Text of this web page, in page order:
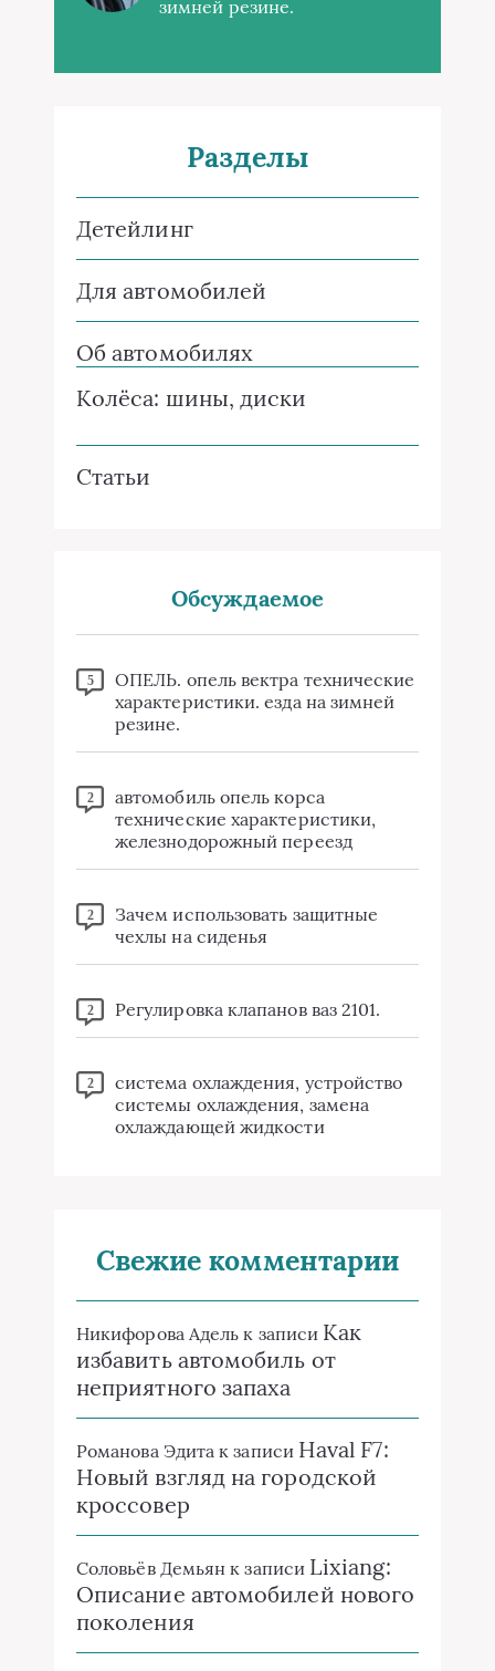
зимней резине.
Разделы
Детейлинг
Для автомобилей
Об автомобилях
Колёса: шины, диски
Статьи
Обсуждаемое
5
ОПЕЛЬ. опель вектра технические
характеристики. езда на зимней
резине.
2
автомобиль опель корса
технические характеристики,
железнодорожный переезд
2
Зачем использовать защитные
чехлы на сиденья
2 Регулировка клапанов ваз 2101.
2
система охлаждения, устройство
системы охлаждения, замена
охлаждающей жидкости
Свежие комментарии
Никифорова Адель к записи Как
избавить автомобиль от
неприятного запаха
Романова Эдита к записи Haval F7:
Новый взгляд на городской
кроссовер
Соловьёв Демьян к записи Lixiang:
Описание автомобилей нового
поколения